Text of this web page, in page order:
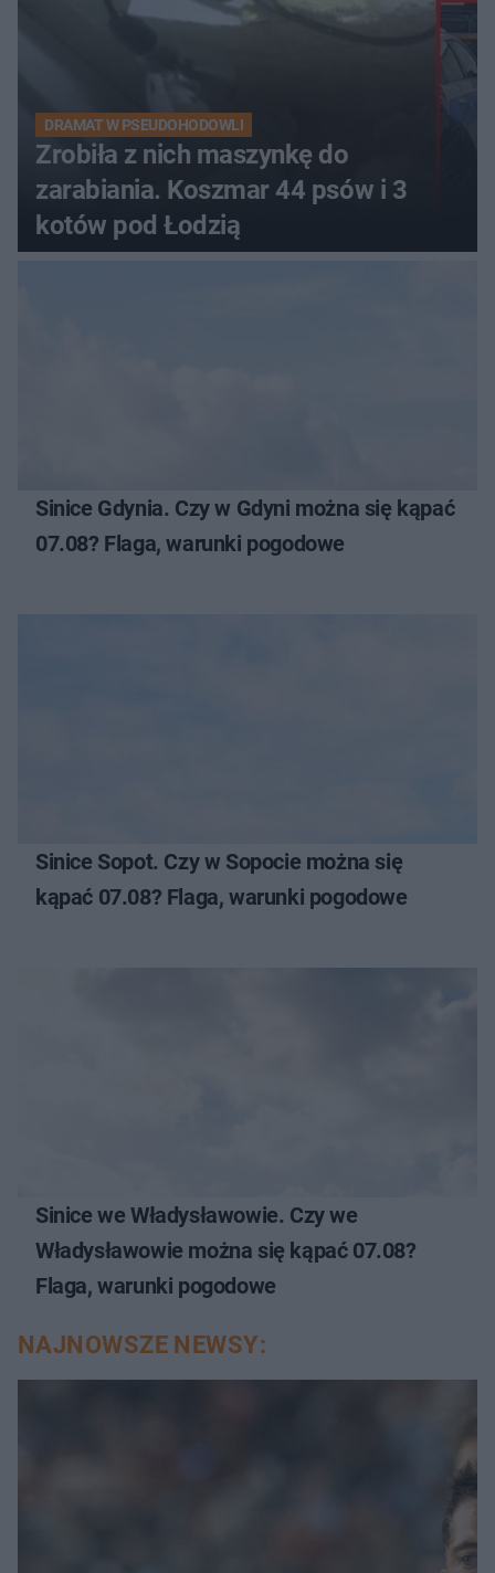
DRAMAT W PSEUDOHODOWLI
Zrobiła z nich maszynkę do
zarabiania. Koszmar 44 psów i 3
kotów pod Łodzią
Sinice Gdynia. Czy w Gdyni można się kąpać
07.08? Flaga, warunki pogodowe
Sinice Sopot. Czy w Sopocie można się
kąpać 07.08? Flaga, warunki pogodowe
Sinice we Władysławowie. Czy we
Władysławowie można się kąpać 07.08?
Flaga, warunki pogodowe
NAJNOWSZE NEWSY: